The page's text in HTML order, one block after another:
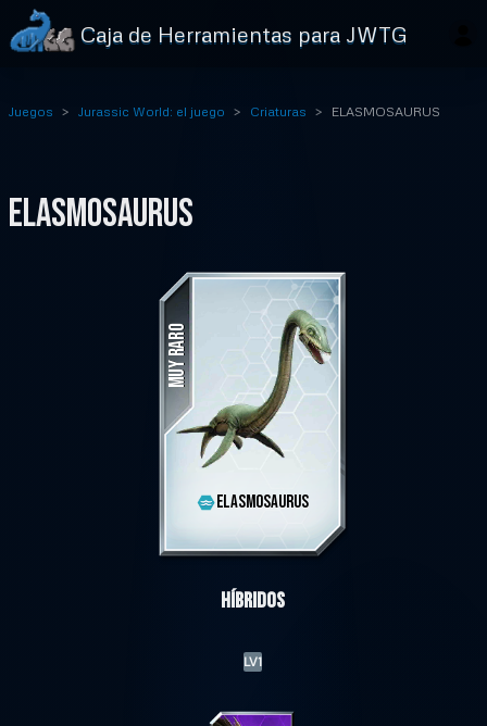
Caja de Herramientas para JWTG
Juegos Jurassic World: el juego Criaturas ELASMOSAURUS
ELASMOSAURUS
MUY RARO
ELASMOSAURUS
Híbridos
LV1